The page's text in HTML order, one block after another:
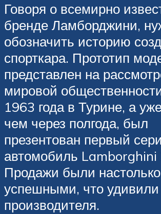
Говоря о всемирно
бренде Ламборджини,
обозначить историю
спорткара. Прототип
представлен на
мировой
1963 года в Турине, а
чем через полгода, был
презентован первый
автомобиль Lamborghini
Продажи были настолько
успешными, что
производителя.